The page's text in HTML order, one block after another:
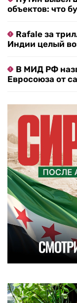
объектов: что
Rafale за
Индии целый
В МИД РФ
Евросоюза от